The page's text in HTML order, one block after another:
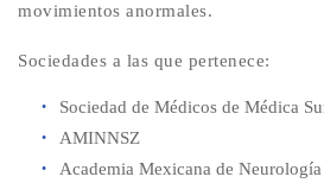
movimientos anormales.
Sociedades a las que pertenece:
Sociedad de Médicos de Médica
AMINNSZ
Academia Mexicana de Neurología